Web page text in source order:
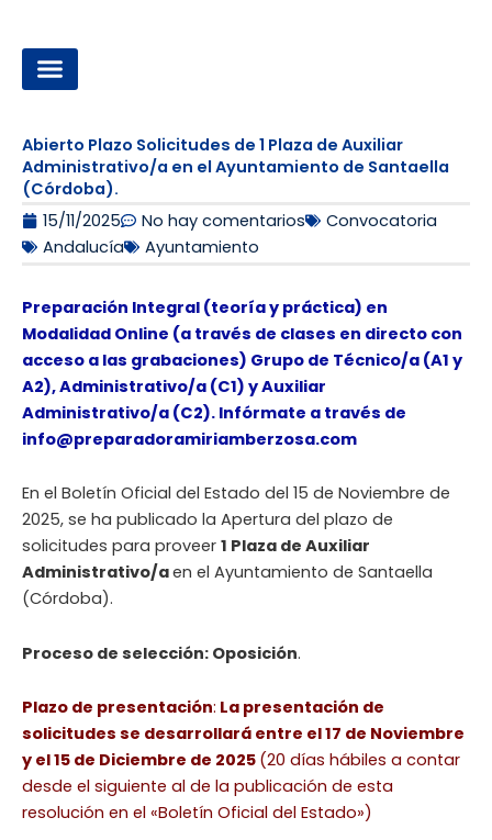
contenido
Abierto Plazo Solicitudes de 1 Plaza de Auxiliar
Administrativo/a en el Ayuntamiento de Santaella
(Córdoba).
15/11/2025
No hay comentarios
Convocatoria
Andalucía
Ayuntamiento
Preparación Integral (teoría y práctica) en
Modalidad Online (a través de clases en directo con
acceso a las grabaciones) Grupo de Técnico/a (A1 y
A2), Administrativo/a (C1) y Auxiliar
Administrativo/a (C2). Infórmate a través de
info@preparadoramiriamberzosa.com
En el Boletín Oficial del Estado del 15 de Noviembre de
2025, se ha publicado la Apertura del plazo de
solicitudes para proveer 1 Plaza de Auxiliar
Administrativo/aen el Ayuntamiento de Santaella
(Córdoba).
Proceso de selección: Oposición.
Plazo de presentación: La presentación de
solicitudes se desarrollará entre el 17 de Noviembre
y el 15 de Diciembre de 2025 (20 días hábiles a contar
desde el siguiente al de la publicación de esta
resolución en el «Boletín Oficial del Estado»)